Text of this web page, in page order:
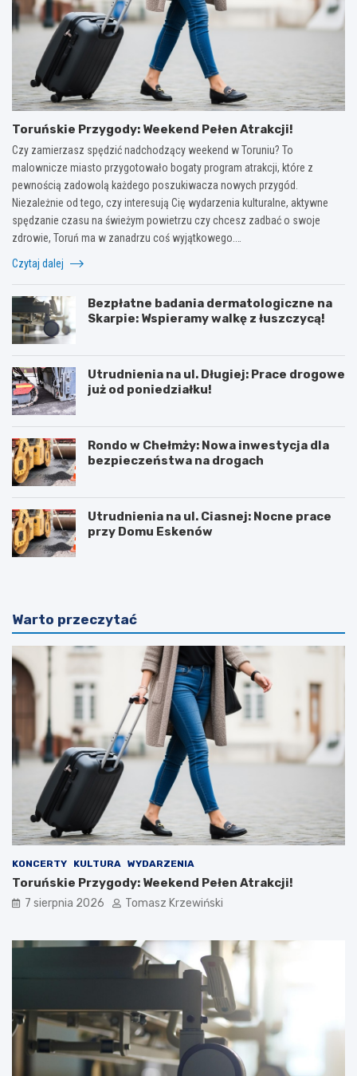
Toruńskie Przygody: Weekend Pełen Atrakcji!
Czy zamierzasz spędzić nadchodzący weekend w Toruniu? To
malownicze miasto przygotowało bogaty program atrakcji, które z
pewnością zadowolą każdego poszukiwacza nowych przygód.
Niezależnie od tego, czy interesują Cię wydarzenia kulturalne, aktywne
spędzanie czasu na świeżym powietrzu czy chcesz zadbać o swoje
zdrowie, Toruń ma w zanadrzu coś wyjątkowego.…
Czytaj dalej
Bezpłatne badania dermatologiczne na
Skarpie: Wspieramy walkę z łuszczycą!
Utrudnienia na ul. Długiej: Prace drogowe
już od poniedziałku!
Rondo w Chełmży: Nowa inwestycja dla
bezpieczeństwa na drogach
Utrudnienia na ul. Ciasnej: Nocne prace
przy Domu Eskenów
Warto przeczytać
KONCERTY KULTURA WYDARZENIA
Toruńskie Przygody: Weekend Pełen Atrakcji!
7 sierpnia 2026 Tomasz Krzewiński